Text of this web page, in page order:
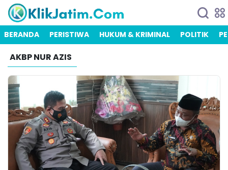
BERANDA PERISTIWA HUKUM & KRIMINAL POLITIK
AKBP NUR AZIS